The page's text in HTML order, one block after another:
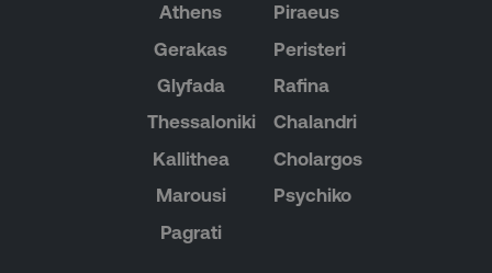
Athens
Gerakas
Glyfada
Thessaloniki
Kallithea
Marousi
Pagrati
Piraeus
Peristeri
Rafina
Chalandri
Cholargos
Psychiko